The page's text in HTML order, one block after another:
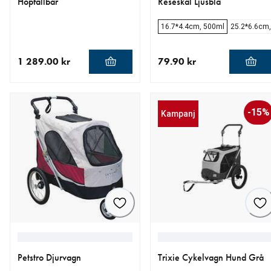
1 289.00 kr
16.7*4.4cm, 500ml
79.90 kr
Petstro Djurvagn
Kampanj -15%
Trixie Cykelvagn Hund Grå